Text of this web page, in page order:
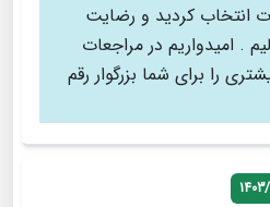
انتخاب کردید و رضایت
. امیدواریم در مراجعات
را برای شما بزرگوار رقم